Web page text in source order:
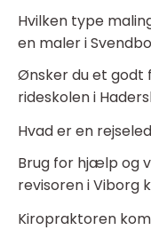
Hvilken type
en maler i
Ønsker du et godt
rideskolen i
Hvad er en
Brug for hjælp og
revisoren i Viborg
Kiropraktoren